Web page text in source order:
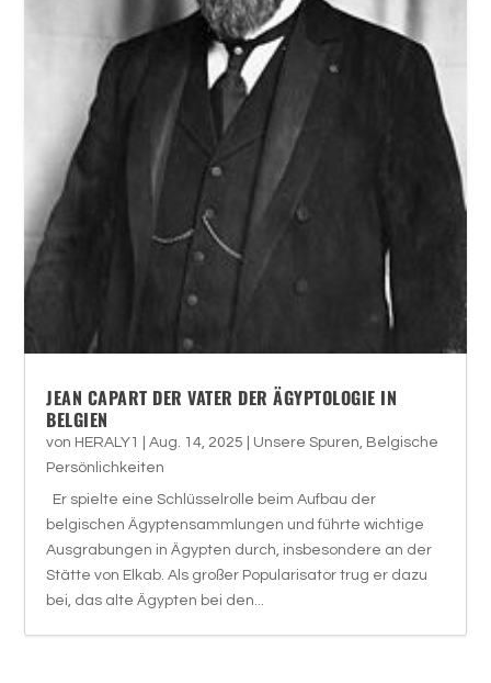
JEAN CAPART DER VATER DER ÄGYPTOLOGIE IN
BELGIEN
von HERALY1 |Aug. 14, 2025 Unsere Spuren Belgische
Persönlichkeiten
Er spielte eine Schlüsselrolle beim Aufbau der
belgischen Ägyptensammlungen und führte wichtige
Ausgrabungen in Ägypten durch, insbesondere an der
Stätte von Elkab. Als großer Popularisator trug er dazu
bei, das alte Ägypten bei den...